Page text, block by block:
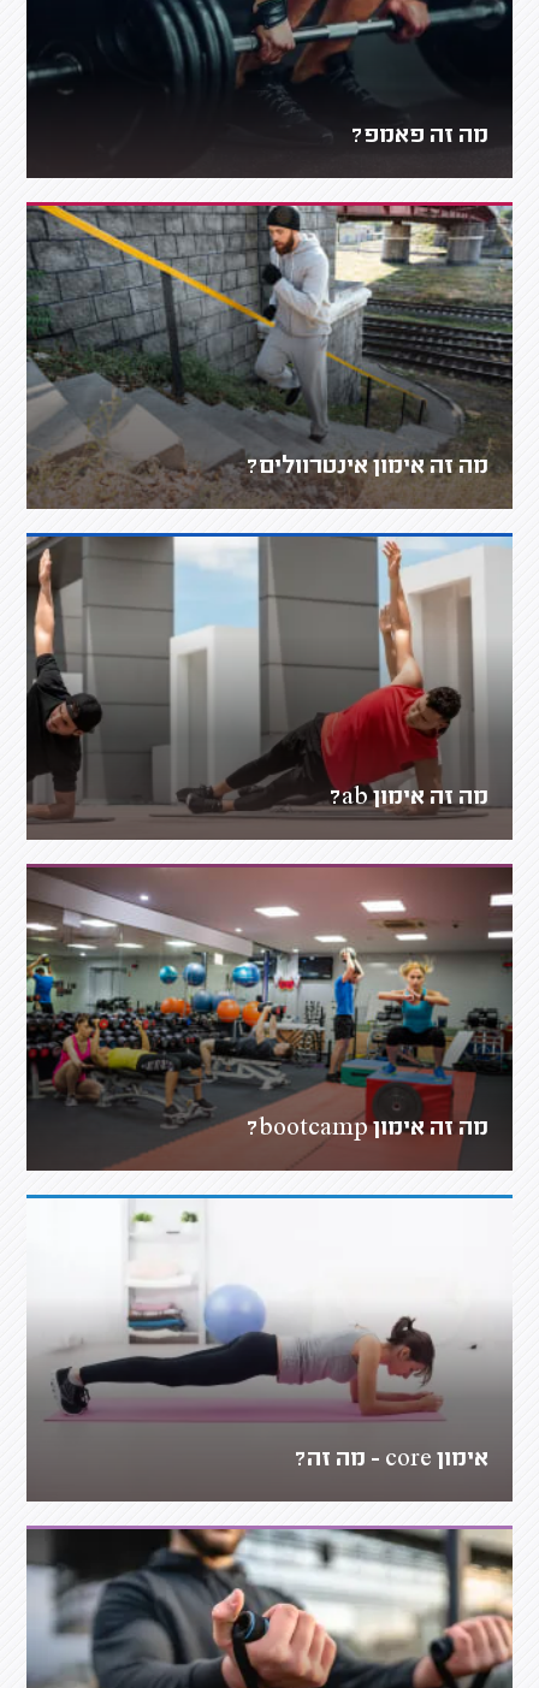
מה זה פאמפ?
מה זה אימון אינטרוולים?
מה זה אימון ab?
מה זה אימון bootcamp?
אימון core - מה זה?